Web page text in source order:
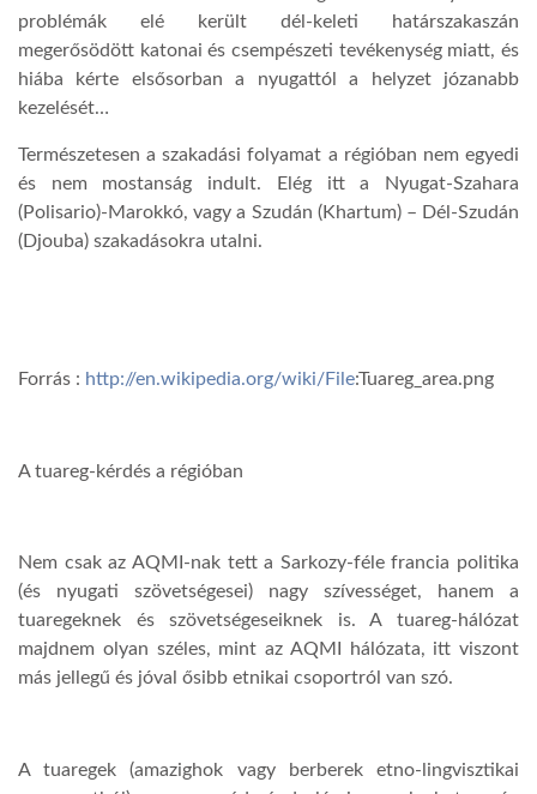
problémák elé került dél-keleti határszakaszán
megerősödött katonai és csempészeti tevékenység miatt, és
hiába kérte elsősorban a nyugattól a helyzet józanabb
kezelését…
Természetesen a szakadási folyamat a régióban nem egyedi
és nem mostanság indult. Elég itt a Nyugat-Szahara
(Polisario)-Marokkó, vagy a Szudán (Khartum) – Dél-Szudán
(Djouba) szakadásokra utalni.
Forrás : http://en.wikipedia.org/wiki/File:Tuareg_area.png
A tuareg-kérdés a régióban
Nem csak az AQMI-nak tett a Sarkozy-féle francia politika
(és nyugati szövetségesei) nagy szívességet, hanem a
tuaregeknek és szövetségeseiknek is. A tuareg-hálózat
majdnem olyan széles, mint az AQMI hálózata, itt viszont
más jellegű és jóval ősibb etnikai csoportról van szó.
A tuaregek (amazighok vagy berberek etno-lingvisztikai